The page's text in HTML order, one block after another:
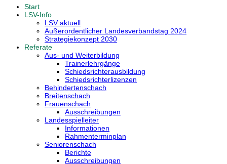
Start
LSV-Info
LSV aktuell
Außerordentlicher Landesverbandstag 2024
Strategiekonzept 2030
Referate
Aus- und Weiterbildung
Trainerlehrgänge
Schiedsrichterausbildung
Schiedsrichterlizenzen
Behindertenschach
Breitenschach
Frauenschach
Ausschreibungen
Landesspielleiter
Informationen
Rahmenterminplan
Seniorenschach
Berichte
Ausschreibungen